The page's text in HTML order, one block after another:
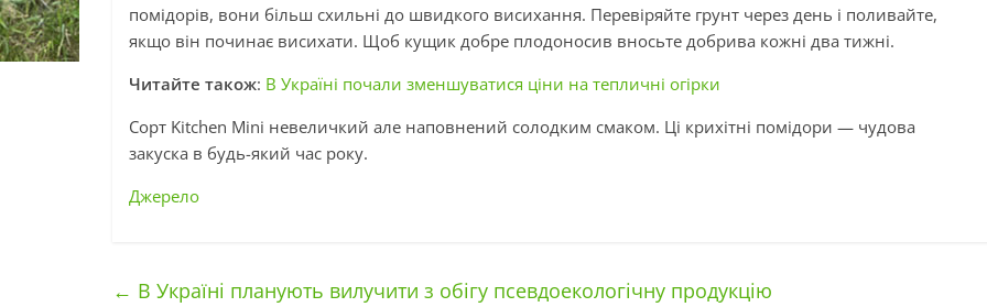
помідорів, вони більш схильні до швидкого висихання. Перевіряйте грунт через день і поливайте,
якщо він починає висихати. Щоб кущик добре плодоносив вносьте добрива кожні два тижні.
Читайте також: В Україні почали зменшуватися ціни на тепличні огірки
Сорт Kitchen Mini невеличкий але наповнений солодким смаком. Ці крихітні помідори — чудова
закуска в будь-який час року.
Джерело
← В Україні планують вилучити з обігу псевдоекологічну продукцію